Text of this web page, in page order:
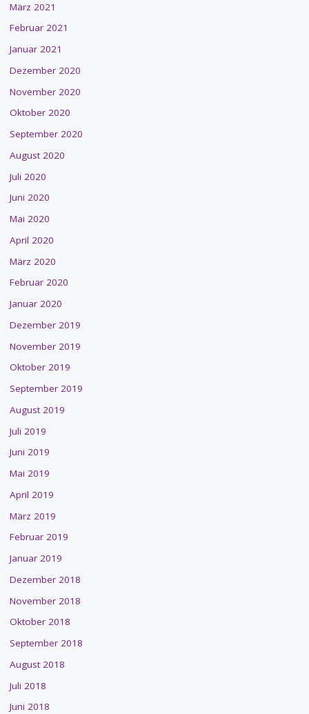
März 2021
Februar 2021
Januar 2021
Dezember 2020
November 2020
Oktober 2020
September 2020
August 2020
Juli 2020
Juni 2020
Mai 2020
April 2020
März 2020
Februar 2020
Januar 2020
Dezember 2019
November 2019
Oktober 2019
September 2019
August 2019
Juli 2019
Juni 2019
Mai 2019
April 2019
März 2019
Februar 2019
Januar 2019
Dezember 2018
November 2018
Oktober 2018
September 2018
August 2018
Juli 2018
Juni 2018